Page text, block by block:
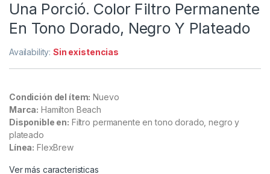
Una Porció. Color Filtro Permanente
En Tono Dorado, Negro Y Plateado
Availability:Sin existencias
Condición del ítem: Nuevo
Marca: Hamilton Beach
Disponible en: Filtro permanente en tono dorado, negro y
plateado
Línea: FlexBrew
Ver más caracteristicas